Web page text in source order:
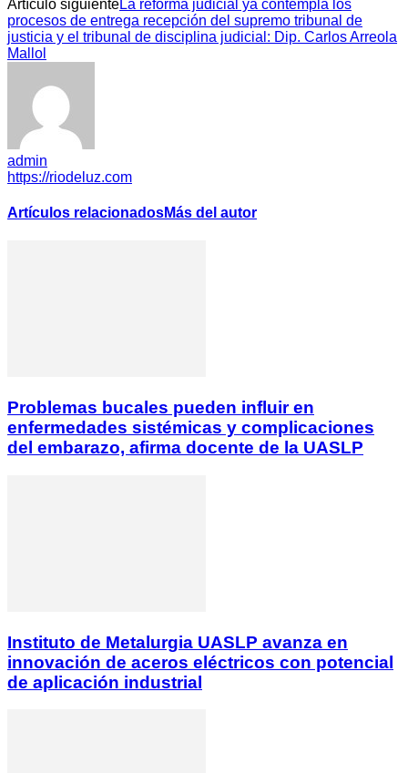
Artículo siguienteLa reforma judicial ya contempla los
procesos de entrega recepción del supremo tribunal de
justicia y el tribunal de disciplina judicial: Dip. Carlos Arreola
Mallol
admin
https://riodeluz.com
Artículos relacionadosMás del autor
Problemas bucales pueden influir en
enfermedades sistémicas y complicaciones
del embarazo, afirma docente de la UASLP
Instituto de Metalurgia UASLP avanza en
innovación de aceros eléctricos con potencial
de aplicación industrial